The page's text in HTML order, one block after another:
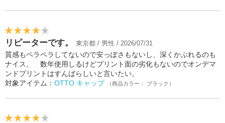
リピーターです。 東京都 / 男性 / 2026/07/31
質感もペラペラしてないので安っぽさもないし、深くかぶれるのも
ナイス。 数年使用しるけどプリント面の劣化もないのでオンデマ
ンドプリントはすんばらしいと言いたい。
対象アイテム： OTTO キャップ （商品カラー： ブラック）